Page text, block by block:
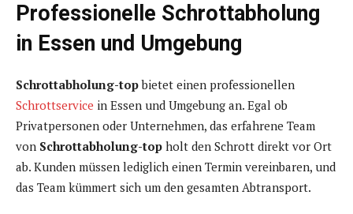
Professionelle Schrottabholung
in Essen und Umgebung
Schrottabholung-topbietet einen professionellen
Schrottservice in Essen und Umgebung an. Egal ob
Privatpersonen oder Unternehmen, das erfahrene Team
von Schrottabholung-top holt den Schrott direkt vor Ort
ab. Kunden müssen lediglich einen Termin vereinbaren, und
das Team kümmert sich um den gesamten Abtransport.